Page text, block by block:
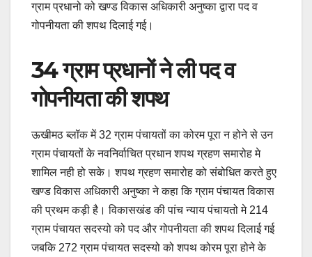
ग्राम प्रधानो को खण्ड विकास अधिकारी अनुष्का द्वारा पद व
गोपनीयता की शपथ दिलाई गई।
34 ग्राम प्रधानों ने ली पद व
गोपनीयता की शपथ
ऊखीमठ ब्लॉक में 32 ग्राम पंचायतों का कोरम पूरा न होने से उन
ग्राम पंचायतों के नवनिर्वाचित प्रधान शपथ ग्रहण समारोह मे
शामिल नही हो सके। शपथ ग्रहण समारोह को संबोधित करते हुए
खण्ड विकास अधिकारी अनुष्का ने कहा कि ग्राम पंचायत विकास
की प्रथम कड़ी है। विकासखंड की पांच न्याय पंचायतो मे 214
ग्राम पंचायत सदस्यो को पद और गोपनीयता की शपथ दिलाई गई
जबकि 272 ग्राम पंचायत सदस्यो को शपथ कोरम पूरा होने के